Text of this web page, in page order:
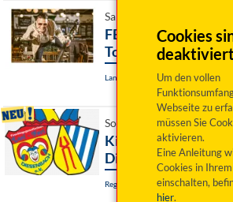
Cookies
Um den vollen
Webseite zu
müssen Sie
aktivieren.
Eine Anleitung
Cookies in
einschalten,
hier.
Sa 30. Januar 2027 21:00
FENZL & Bäänd -
Tour
Landshut, Rocketclub
So 31. Januar 2027 14:00
Kinderfasching FG
Diesenbach e.V.
Regenstauf, Jahnhalle